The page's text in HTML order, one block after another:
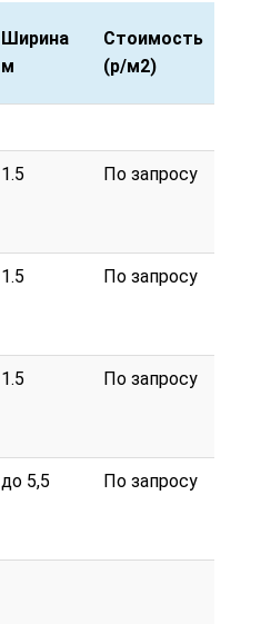
Ширина
м
Стоимость
(р/м2)
м
(р/м2)
1.5 По запросу
1.5 По запросу
1.5 По запросу
до 5,5 По запросу